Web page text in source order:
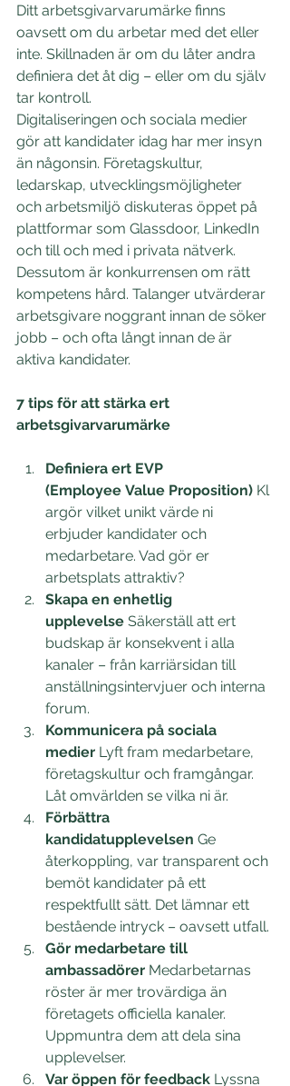
Ditt arbetsgivarvarumärke finns
oavsett om du arbetar med det eller
inte. Skillnaden är om du låter andra
definiera det åt dig – eller om du själv
tar kontroll.
Digitaliseringen och sociala medier
gör att kandidater idag har mer insyn
än någonsin. Företagskultur,
ledarskap, utvecklingsmöjligheter
och arbetsmiljö diskuteras öppet på
plattformar som Glassdoor, LinkedIn
och till och med i privata nätverk.
Dessutom är konkurrensen om rätt
kompetens hård. Talanger utvärderar
arbetsgivare noggrant innan de söker
jobb – och ofta långt innan de är
aktiva kandidater.
7 tips för att stärka ert
arbetsgivarvarumärke
Definiera ert EVP
(Employee Value Proposition) Kl
argör vilket unikt värde ni
erbjuder kandidater och
medarbetare. Vad gör er
arbetsplats attraktiv?
Skapa en enhetlig
upplevelse Säkerställ att ert
budskap är konsekvent i alla
kanaler – från karriärsidan till
anställningsintervjuer och interna
forum.
Kommunicera på sociala
medier Lyft fram medarbetare,
företagskultur och framgångar.
Låt omvärlden se vilka ni är.
Förbättra
kandidatupplevelsen Ge
återkoppling, var transparent och
bemöt kandidater på ett
respektfullt sätt. Det lämnar ett
bestående intryck – oavsett utfall.
Gör medarbetare till
ambassadörer Medarbetarnas
röster är mer trovärdiga än
företagets officiella kanaler.
Uppmuntra dem att dela sina
upplevelser.
Var öppen för feedback Lyssna